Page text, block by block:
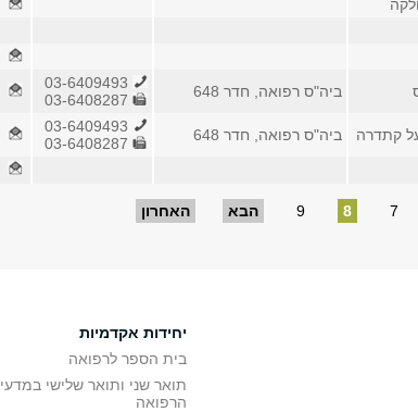
ביה"ס רפואה, חדר 648
קתדרה ביה"ס רפואה, חדר 648
7
8
9 הבא האחרון
יחידות אקדמיות
בית הספר לרפואה
תואר שני ותואר שלישי במדעי
הרפואה